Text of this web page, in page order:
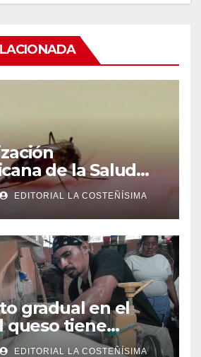
de la Salud
reforzar
el aumento de
EDITORIAL LA COSTEÑÍSIMA
gradual en el
queso tiene
Panaderias
EDITORIAL LA COSTEÑÍSIMA